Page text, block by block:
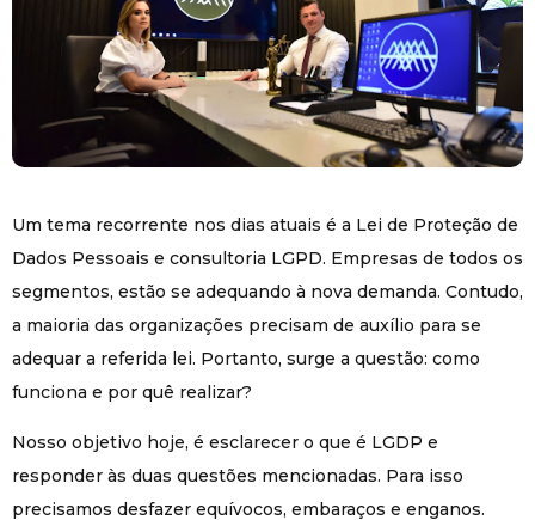
Um tema recorrente nos dias atuais é a Lei de Proteção de
Dados Pessoais e consultoria LGPD. Empresas de todos os
segmentos, estão se adequando à nova demanda. Contudo,
a maioria das organizações precisam de auxílio para se
adequar a referida lei. Portanto, surge a questão: como
funciona e por quê realizar?
Nosso objetivo hoje, é esclarecer o que é LGDP e
responder às duas questões mencionadas. Para isso
precisamos desfazer equívocos, embaraços e enganos.